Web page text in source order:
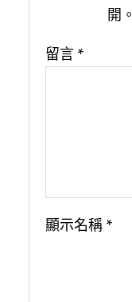
開。
留言 *
顯示名稱 *